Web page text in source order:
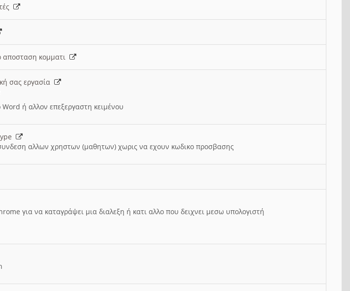
αποσταση κομματι
σας εργασία
ή αλλον επεξεργαστη κειμένου
αλλων χρηστων (μαθητων) χωρις να εχουν κωδικο προσβασης
για να καταγράψει μια διαλεξη ή κατι αλλο που δειχνει μεσω υπολογιστή